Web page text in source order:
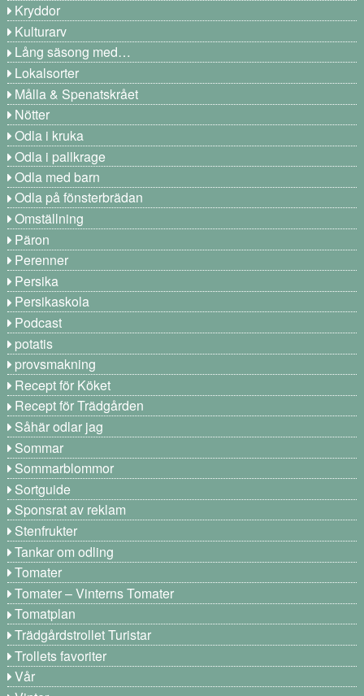
Kryddor
Kulturarv
Lång säsong med…
Lokalsorter
Målla & Spenatskrået
Nötter
Odla i kruka
Odla i pallkrage
Odla med barn
Odla på fönsterbrädan
Omställning
Päron
Perenner
Persika
Persikaskola
Podcast
potatis
provsmakning
Recept för Köket
Recept för Trädgården
Såhär odlar jag
Sommar
Sommarblommor
Sortguide
Sponsrat av reklam
Stenfrukter
Tankar om odling
Tomater
Tomater – Vinterns Tomater
Tomatplan
Trädgårdstrollet Turistar
Trollets favoriter
Vår